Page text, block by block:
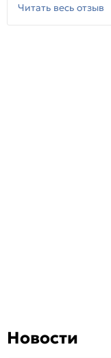
Читать весь отзыв
Новости